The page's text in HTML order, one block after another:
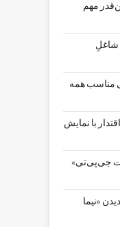
مهم
شاغلِ
مناسب همه
با نمایش
‌جی‌پی‌تی»
«نیما